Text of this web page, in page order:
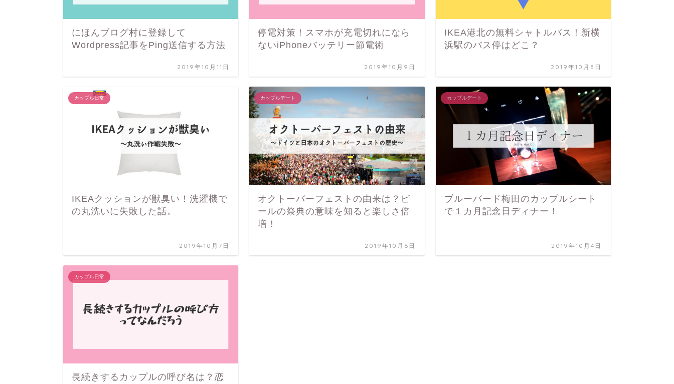
にほんブログ村に登録して
Wordpress記事をPing送信する方法
2019年10月11日
停電対策！スマホが充電切れになら
ないiPhoneバッテリー節電術
2019年10月9日
IKEA港北の無料シャトルバス！新横
浜駅のバス停はどこ？
2019年10月8日
カップル日常
IKEAクッションが獣臭い！洗濯機で
の丸洗いに失敗した話。
2019年10月7日
カップルデート
オクトーバーフェストの由来は？ビ
ールの祭典の意味を知ると楽しさ倍
増！
2019年10月6日
カップルデート
ブルーバード梅田のカップルシート
で１カ月記念日ディナー！
2019年10月4日
カップル日常
長続きするカップルの呼び名は？恋